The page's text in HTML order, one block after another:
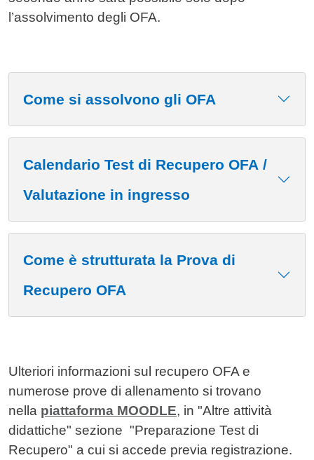
l’assolvimento degli OFA.
Come si assolvono gli OFA
Calendario Test di Recupero OFA /
Valutazione in ingresso
Come è strutturata la Prova di
Recupero OFA
Ulteriori informazioni sul recupero OFA e
numerose prove di allenamento si trovano
nella piattaforma MOODLE, in "Altre attività
didattiche" sezione "Preparazione Test di
Recupero" a cui si accede previa registrazione.